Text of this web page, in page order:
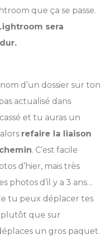
que ça se passe.
sera
d’un dossier sur ton
actualisé dans
et tu auras un
refaire la liaison
. C’est facile
d’hier, mais très
photos d’il y a 3 ans…
tu peux déplacer tes
plutôt que sur
un gros paquet.